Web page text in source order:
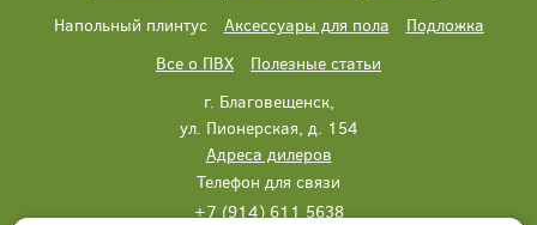
Напольный плинтус
Аксессуары для пола
Подложка
Все о ПВХ
Полезные статьи
г. Благовещенск,
ул. Пионерская, д. 154
Адреса дилеров
Телефон для связи
+7 (914) 611 5638